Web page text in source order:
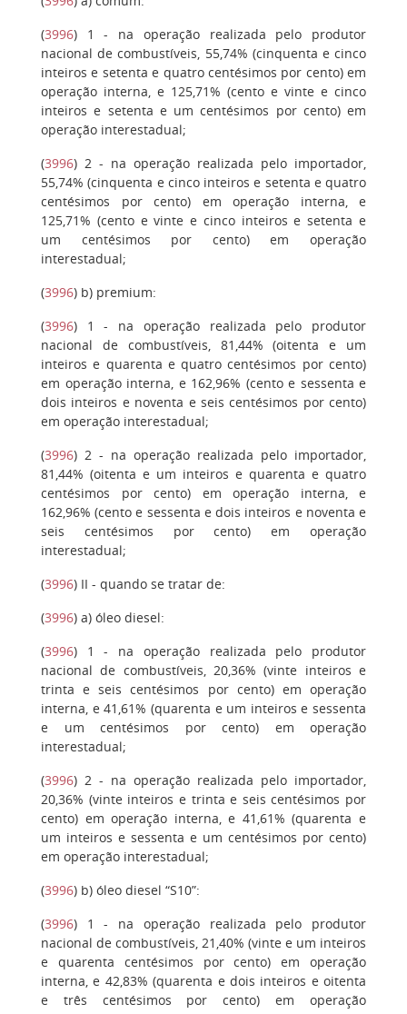
(3996) 1
- na operação realizada pelo produtor
nacional de combustíveis, 55,74% (cinquenta e cinco
inteiros e setenta e quatro centésimos por cento) em
operação interna, e 125,71% (cento e vinte e cinco
inteiros e setenta e um centésimos por cento) em
operação interestadual;
(3996) 2 - na operação realizada pelo importador,
55,74% (cinquenta e cinco inteiros e setenta e quatro
centésimos por cento) em operação interna, e
125,71% (cento e vinte e cinco inteiros e setenta e
um centésimos por cento) em operação
interestadual;
(3996) b) premium:
(3996) 1- na operação realizada pelo produtor
nacional de combustíveis, 81,44% (oitenta e um
inteiros e quarenta e quatro centésimos por cento)
em operação interna, e 162,96% (cento e sessenta e
dois inteiros e noventa e seis centésimos por cento)
em operação interestadual;
(3996) 2 - na operação realizada pelo importador,
81,44% (oitenta e um inteiros e quarenta e quatro
centésimos por cento) em operação interna, e
162,96% (cento e sessenta e dois inteiros e noventa e
seis centésimos por cento) em operação
interestadual;
(3996) II - quando se tratar de:
(3996) a) óleo diesel:
(3996) 1- na operação realizada pelo produtor
nacional de combustíveis, 20,36% (vinte inteiros e
trinta e seis centésimos por cento) em operação
interna, e 41,61% (quarenta e um inteiros e sessenta
e um centésimos por cento) em operação
interestadual;
(3996) 2 - na operação realizada pelo importador,
20,36% (vinte inteiros e trinta e seis centésimos por
cento) em operação interna, e 41,61% (quarenta e
um inteiros e sessenta e um centésimos por cento)
em operação interestadual;
(3996) b) óleo diesel “S10”:
(3996) 1
- na operação realizada pelo produtor
nacional de combustíveis, 21,40% (vinte e um inteiros
e quarenta centésimos por cento) em operação
interna, e 42,83% (quarenta e dois inteiros e oitenta
e três centésimos por cento) em operação